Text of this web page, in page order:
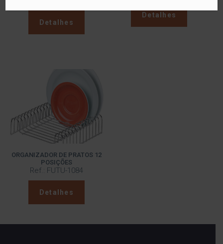
Detalhes
Detalhes
ORGANIZADOR DE PRATOS 12
POSIÇÕES
Ref.: FUTU-1084
Detalhes